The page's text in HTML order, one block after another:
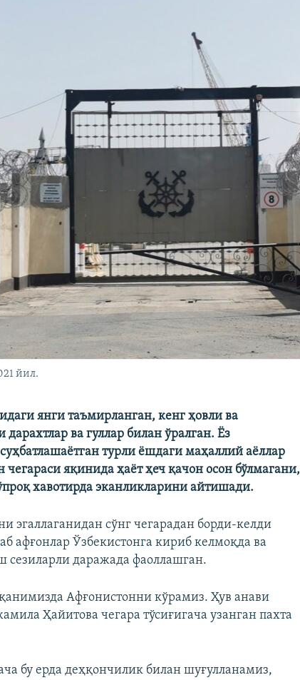
йил.
янги таъмирланган, кенг ҳовли ва
ва гуллар билан ўралган. Ёз
турли ёшдаги маҳаллий аёллар
чегараси яқинида ҳаёт ҳеч қачон осон бўлмагани,
хавотирда эканликларини айтишади.
эгаллаганидан сўнг чегарадан борди-келди
афғонлар Ўзбекистонга кириб келмоқда ва
даражада фаоллашган.
Афғонистонни кўрамиз. Ҳув анави
Ҳайитова чегара тўсиғигача узанган пахта
бу ерда деҳқончилик билан шуғулланамиз,